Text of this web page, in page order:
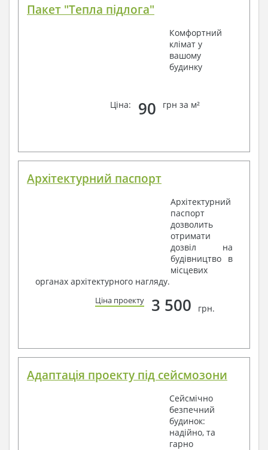
Пакет "Тепла підлога"
Комфортний
клімат у
вашому
будинку
Ціна: 90 грн за м²
Архітектурний паспорт
Архітектурний
паспорт
дозволить
отримати
дозвіл на
будівництво в
місцевих
органах архітектурного нагляду.
Ціна проекту 3 500 грн.
Адаптація проекту під сейсмозони
Сейсмічно
безпечний
будинок:
надійно, та
гарно